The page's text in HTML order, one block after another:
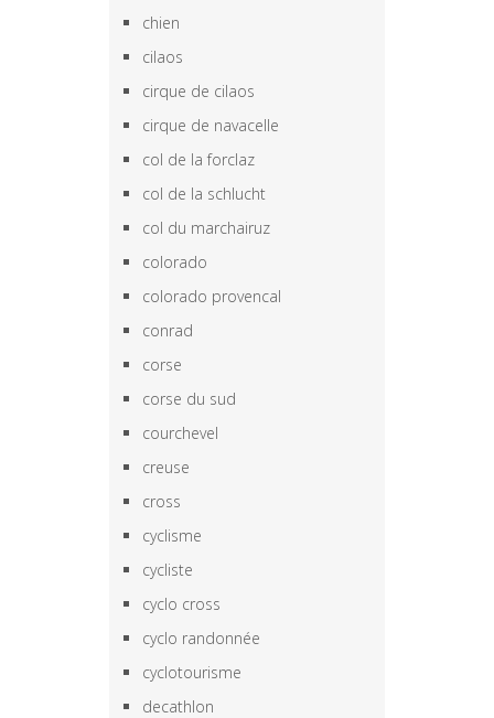
chien
cilaos
cirque de cilaos
cirque de navacelle
col de la forclaz
col de la schlucht
col du marchairuz
colorado
colorado provencal
conrad
corse
corse du sud
courchevel
creuse
cross
cyclisme
cycliste
cyclo cross
cyclo randonnée
cyclotourisme
decathlon